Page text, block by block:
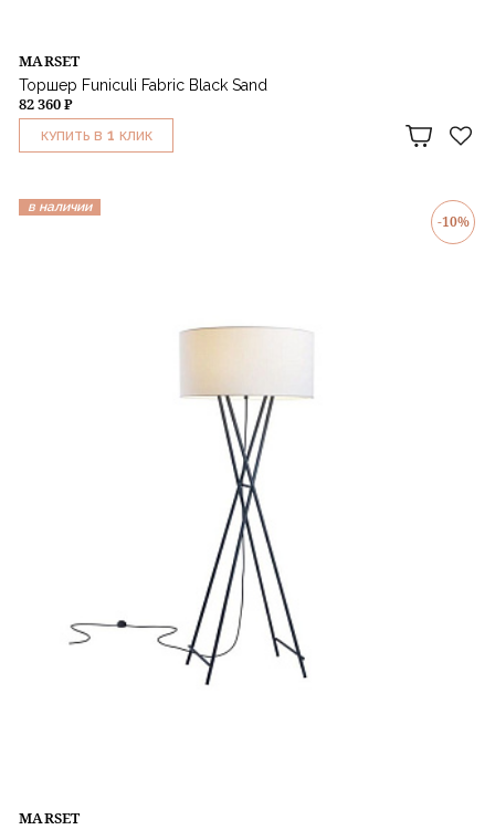
MARSET
Торшер Funiculi Fabric Black Sand
82 360 ₽
КУПИТЬ В 1 КЛИК
в наличии
-10%
MARSET